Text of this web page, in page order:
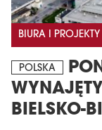
BIURA I
POLSKA
BIELSKO-